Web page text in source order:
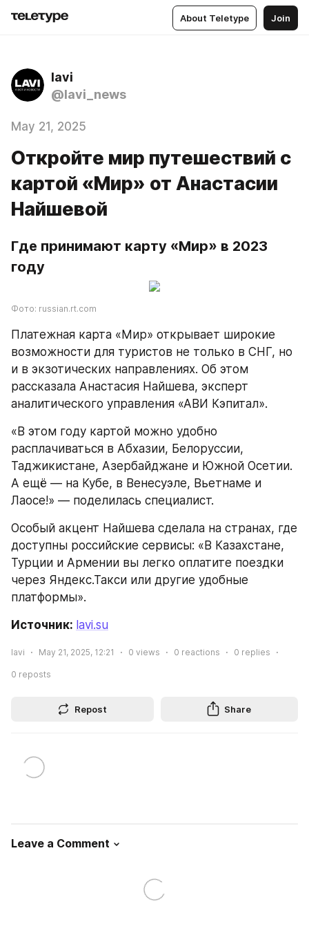
About Teletype Join
lavi
@lavi_news
May 21, 2025
Откройте мир путешествий с
картой «Мир» от Анастасии
Найшевой
Где принимают карту «Мир» в 2023
году
Фото: russian.rt.com
Платежная карта «Мир» открывает широкие
возможности для туристов не только в СНГ, но
и в экзотических направлениях. Об этом
рассказала Анастасия Найшева, эксперт
аналитического управления «АВИ Кэпитал».
«В этом году картой можно удобно
расплачиваться в Абхазии, Белоруссии,
Таджикистане, Азербайджане и Южной Осетии.
А ещё — на Кубе, в Венесуэле, Вьетнаме и
Лаосе!» — поделилась специалист.
Особый акцент Найшева сделала на странах, где
доступны российские сервисы: «В Казахстане,
Турции и Армении вы легко оплатите поездки
через Яндекс.Такси или другие удобные
платформы».
Источник: lavi.su
lavi May 21, 2025, 12:21 0 views 0 reactions 0 replies
0 reposts
Repost Share
Leave a Comment